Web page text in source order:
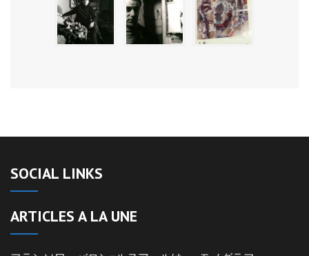
SOCIAL LINKS
ARTICLES A LA UNE